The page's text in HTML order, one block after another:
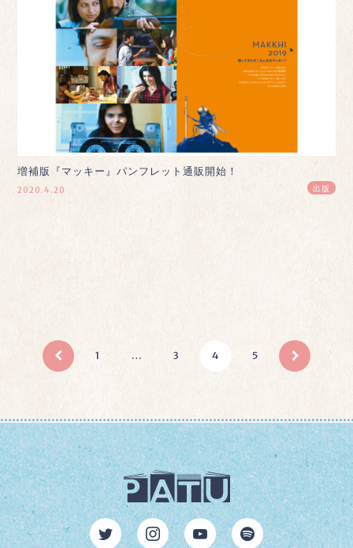
増補版『マッキー』パンフレット通販開始！
2020.4.20 出版
1 … 3 4 5